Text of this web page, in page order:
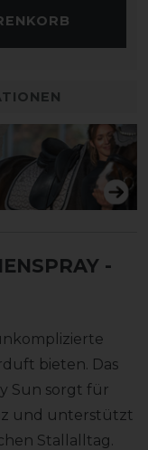
-
bieten. Das
Sun sorgt für
und unterstützt
Stallalltag.